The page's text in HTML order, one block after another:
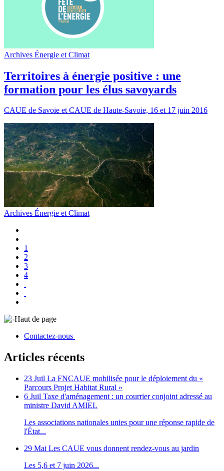
Archives Énergie et Climat
Territoires à énergie positive : une
formation pour les élus savoyards
CAUE de Savoie et CAUE de Haute-Savoie, 16 et 17 juin 2016
Archives Énergie et Climat
1
2
3
4
Haut de page
Contactez-nous
Articles récents
23 Juil La FNCAUE mobilisée pour le déploiement du «
Parcours Projet Habitat Rural »
6 Juil Taxe d'aménagement : un courrier conjoint adressé au
ministre David AMIEL
Les associations nationales unies pour une réponse rapide de
l'État...
29 Mai Les CAUE vous donnent rendez-vous au jardin
Les 5,6 et 7 juin 2026...